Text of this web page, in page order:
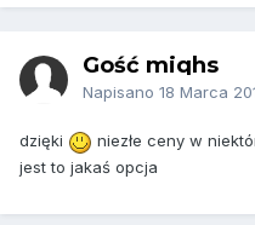
Gość miqhs
Napisano 18 Marca
dzięki
niezłe ceny w
jest to jakaś opcja